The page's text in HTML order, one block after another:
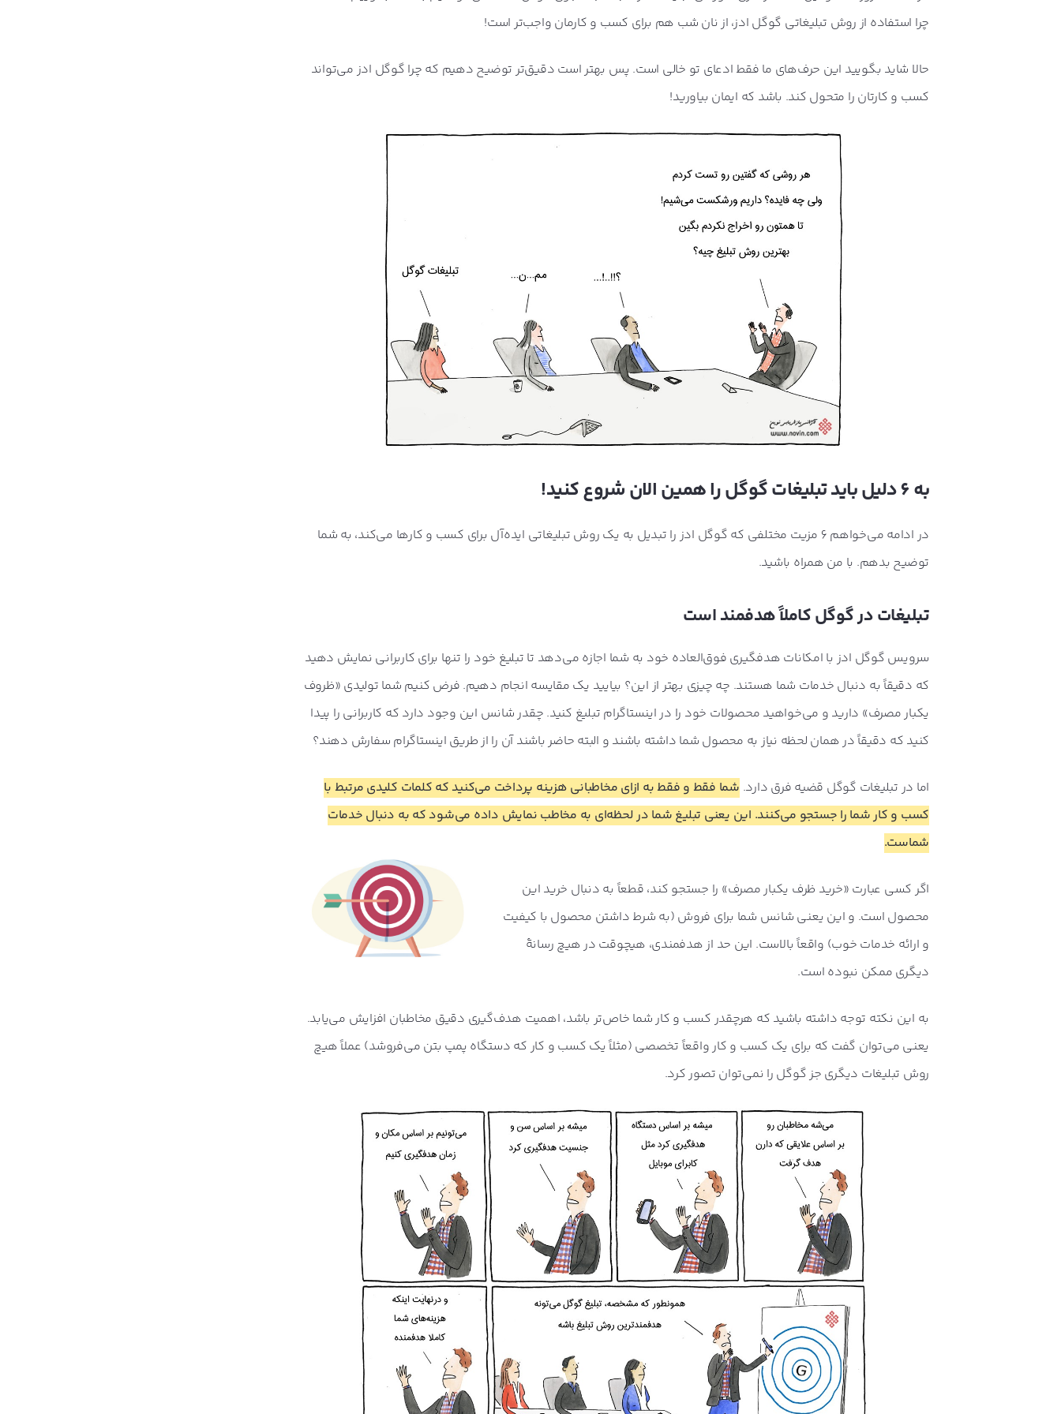
چگونه سایت خود را برای تبلیغات در گوگل ادز آماده کنیم؟
امتیاز کیفی (Quality Score) در گوگل ادز چیست؟
انواع متن تبلیغ در جستجوی گوگل ادز را بشناسیم
هرآنچه باید از قوانین گوگل ادز بدانیم تا حساب کاربریمان مسدود نشود!
از کجا بدانیم تبلیغات گوگل ما در چه وضعیتی است؟
گوگل ادز یا سئو؟ یک بررسی همه جانبه!
رفتن به صفحه این سری آموزشی
چرا استفاده از روش تبلیغاتی گوگل ادز، از نان شب هم برای کسب و کارمان واجب‌تر است!
حالا شاید بگویید این حرف‌های ما فقط ادعای تو خالی است. پس بهتر است دقیق‌تر توضیح دهیم که چرا گوگل ادز می‌تواند
کسب و کارتان را متحول کند. باشد که ایمان بیاورید!
به 6 دلیل باید تبلیغات گوگل را همین الان شروع کنید!
در ادامه می‌خواهم 6 مزیت مختلفی که گوگل ادز را تبدیل به یک روش تبلیغاتی ایده‌آل برای کسب و کارها می‌کند، به شما
توضیح بدهم. با من همراه باشید.
تبلیغات در گوگل کاملاً هدفمند است
سرویس گوگل ادز با امکانات هدفگیری فوق‌العاده خود به شما اجازه می‌دهد تا تبلیغ خود را تنها برای کاربرانی نمایش دهید
که دقیقاً به دنبال خدمات شما هستند. چه چیزی بهتر از این؟ بیایید یک مقایسه انجام دهیم. فرض کنیم شما تولیدی «ظروف
یکبار مصرف» دارید و می‌خواهید محصولات خود را در اینستاگرام تبلیغ کنید. چقدر شانس این وجود دارد که کاربرانی را پیدا
کنید که دقیقاً در همان لحظه نیاز به محصول شما داشته باشند و البته حاضر باشند آن را از طریق اینستاگرام سفارش دهند؟
اما در تبلیغات گوگل قضیه فرق دارد. شما فقط و فقط به ازای مخاطبانی هزینه پرداخت می‌کنید که کلمات کلیدی مرتبط با
کسب و کار شما را جستجو می‌کنند. این یعنی تبلیغ شما در لحظه‌ای به مخاطب نمایش داده می‌شود که به دنبال خدمات
شماست.
اگر کسی عبارت «خرید ظرف یکبار مصرف» را جستجو کند، قطعاً به دنبال خرید این
محصول است. و این یعنی شانس شما برای فروش (به شرط داشتن محصول با کیفیت
و ارائه خدمات خوب) واقعاً بالاست. این حد از هدفمندی، هیچوقت در هیچ رسانۀ
دیگری ممکن نبوده است.
به این نکته توجه داشته باشید که هرچقدر کسب و کار شما خاص‌تر باشد، اهمیت هدف‌گیری دقیق مخاطبان افزایش می‌یابد.
یعنی می‌توان گفت که برای یک کسب و کار واقعاً تخصصی (مثلاً یک کسب و کار که دستگاه پمپ بتن می‌فروشد) عملاً هیچ
روش تبلیغات دیگری جز گوگل را نمی‌توان تصور کرد.